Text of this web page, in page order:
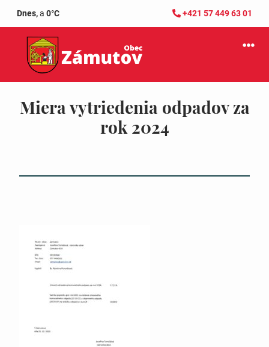
Dnes,a 0°C +421 57 449 63 01
Miera vytriedenia odpadov za
rok 2024